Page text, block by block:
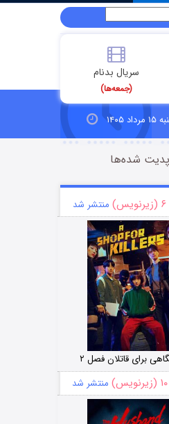
سریال بدنام
(جمعه‌ها)
۱۴۰۵
شده‌ها
۶ (زیرنویس) منتشر شد
برای قاتلان فصل ۲
۱۰ (زیرنویس) منتشر شد